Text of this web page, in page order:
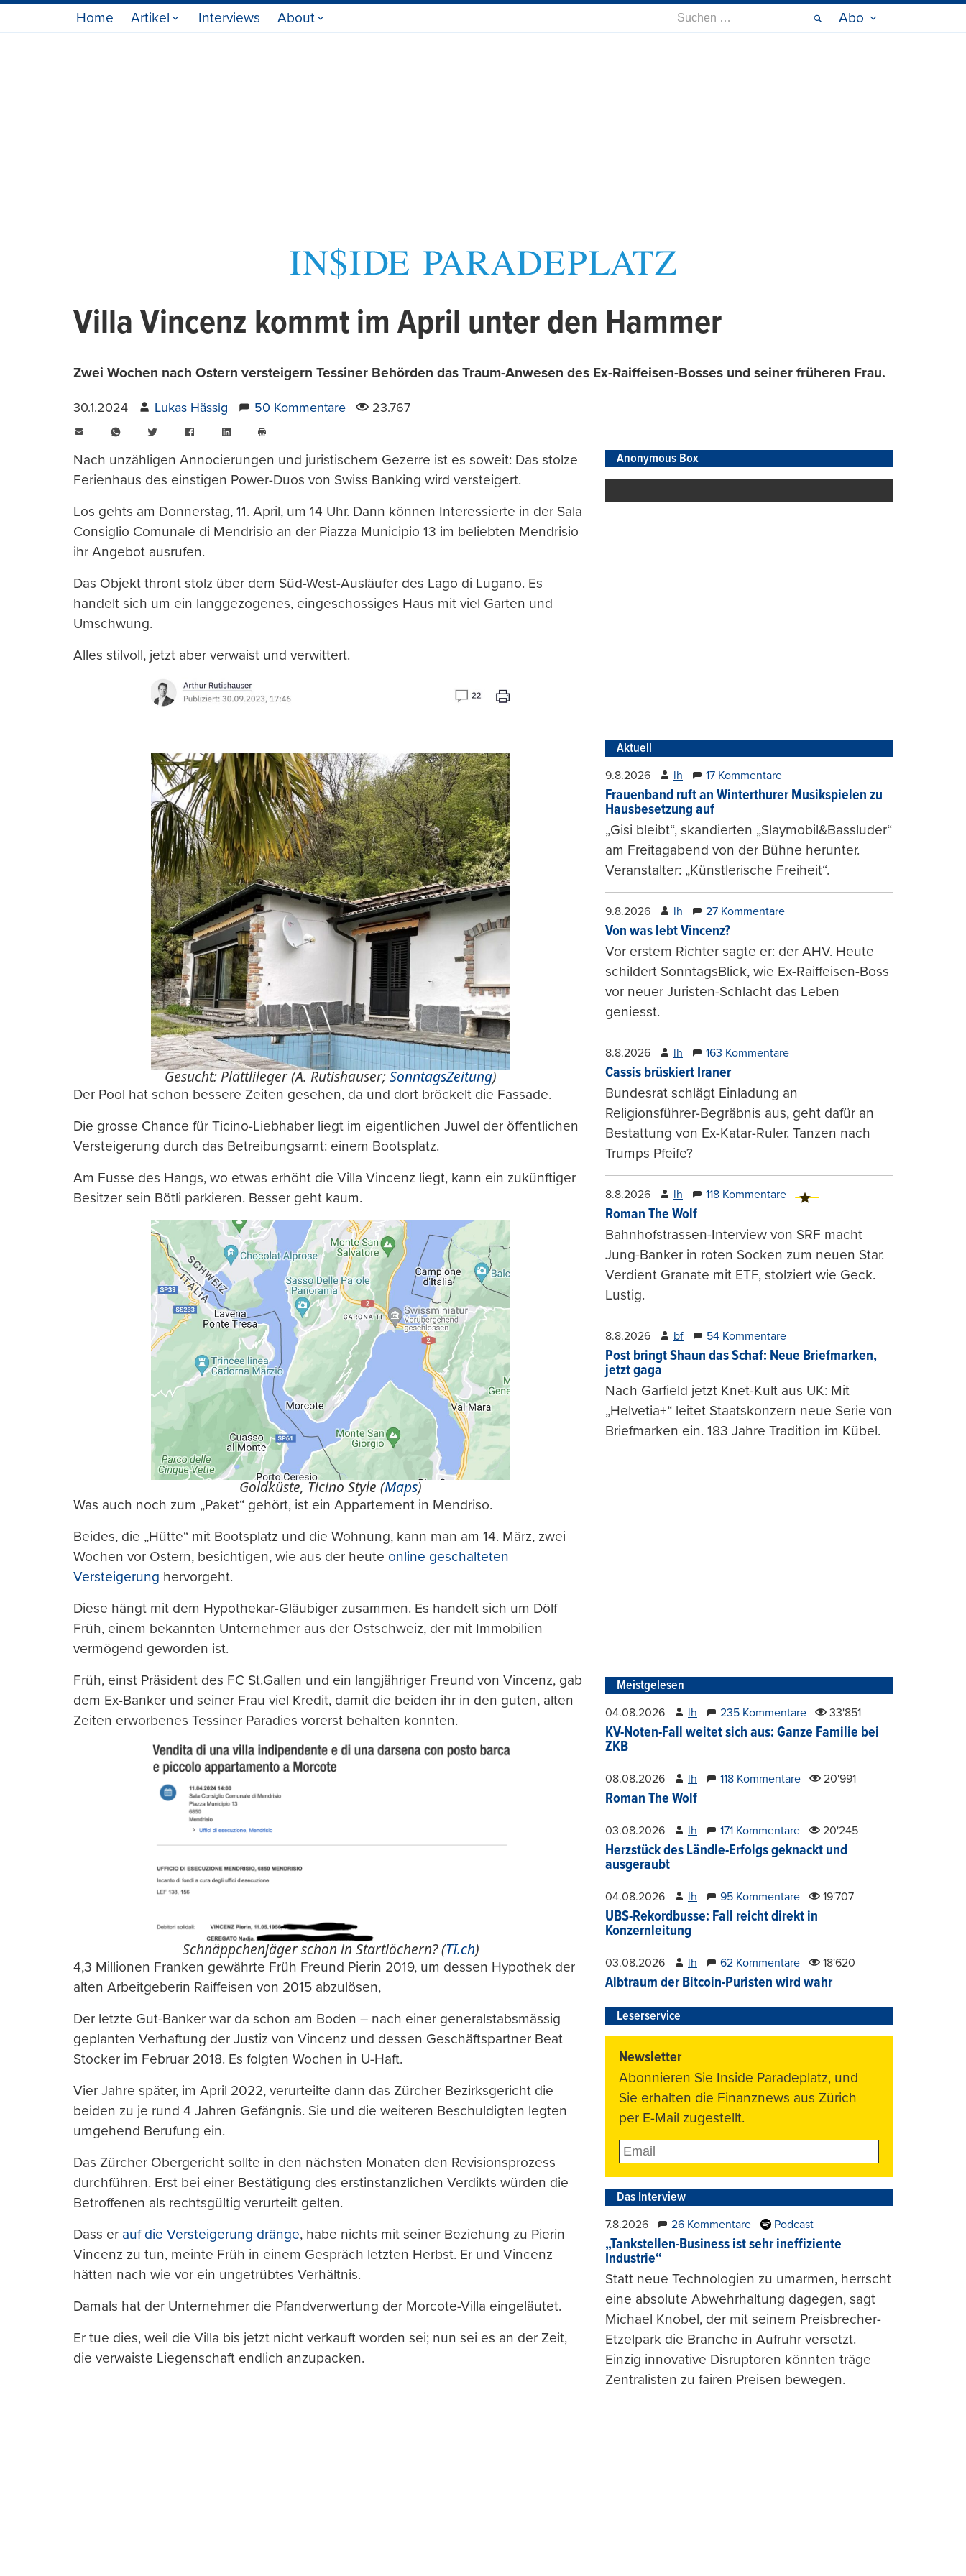
Home Artikel Interviews About
Suche
nach:
Abo
Villa Vincenz kommt im April unter den Hammer
Zwei Wochen nach Ostern versteigern Tessiner Behörden das Traum-Anwesen des Ex-Raiffeisen-Bosses und seiner früheren Frau.
30.1.2024 Lukas Hässig 50 Kommentare 23.767
WhatsAppTwitter FacebookLinkedIn
Nach unzähligen Annocierungen und juristischem Gezerre ist es soweit: Das stolze
Ferienhaus des einstigen Power-Duos von Swiss Banking wird versteigert.
Los gehts am Donnerstag, 11. April, um 14 Uhr. Dann können Interessierte in der Sala
Consiglio Comunale di Mendrisio an der Piazza Municipio 13 im beliebten Mendrisio
ihr Angebot ausrufen.
Das Objekt thront stolz über dem Süd-West-Ausläufer des Lago di Lugano. Es
handelt sich um ein langgezogenes, eingeschossiges Haus mit viel Garten und
Umschwung.
Alles stilvoll, jetzt aber verwaist und verwittert.
Gesucht: Plättlileger (A. Rutishauser;SonntagsZeitung)
Der Pool hat schon bessere Zeiten gesehen, da und dort bröckelt die Fassade.
Die grosse Chance für Ticino-Liebhaber liegt im eigentlichen Juwel der öffentlichen
Versteigerung durch das Betreibungsamt: einem Bootsplatz.
Am Fusse des Hangs, wo etwas erhöht die Villa Vincenz liegt, kann ein zukünftiger
Besitzer sein Bötli parkieren. Besser geht kaum.
Goldküste, Ticino Style (Maps)
Was auch noch zum „Paket“ gehört, ist ein Appartement in Mendriso.
Beides, die „Hütte“ mit Bootsplatz und die Wohnung, kann man am 14. März, zwei
Wochen vor Ostern, besichtigen, wie aus der heute online geschalteten
Versteigerung hervorgeht.
Diese hängt mit dem Hypothekar-Gläubiger zusammen. Es handelt sich um Dölf
Früh, einem bekannten Unternehmer aus der Ostschweiz, der mit Immobilien
vermögend geworden ist.
Früh, einst Präsident des FC St.Gallen und ein langjähriger Freund von Vincenz, gab
dem Ex-Banker und seiner Frau viel Kredit, damit die beiden ihr in den guten, alten
Zeiten erworbenes Tessiner Paradies vorerst behalten konnten.
Schnäppchenjäger schon in Startlöchern? (TI.ch)
4,3 Millionen Franken gewährte Früh Freund Pierin 2019, um dessen Hypothek der
alten Arbeitgeberin Raiffeisen von 2015 abzulösen,
Der letzte Gut-Banker war da schon am Boden – nach einer generalstabsmässig
geplanten Verhaftung der Justiz von Vincenz und dessen Geschäftspartner Beat
Stocker im Februar 2018. Es folgten Wochen in U-Haft.
Vier Jahre später, im April 2022, verurteilte dann das Zürcher Bezirksgericht die
beiden zu je rund 4 Jahren Gefängnis. Sie und die weiteren Beschuldigten legten
umgehend Berufung ein.
Das Zürcher Obergericht sollte in den nächsten Monaten den Revisionsprozess
durchführen. Erst bei einer Bestätigung des erstinstanzlichen Verdikts würden die
Betroffenen als rechtsgültig verurteilt gelten.
Dass er auf die Versteigerung dränge, habe nichts mit seiner Beziehung zu Pierin
Vincenz zu tun, meinte Früh in einem Gespräch letzten Herbst. Er und Vincenz
hätten nach wie vor ein ungetrübtes Verhältnis.
Damals hat der Unternehmer die Pfandverwertung der Morcote-Villa eingeläutet.
Er tue dies, weil die Villa bis jetzt nicht verkauft worden sei; nun sei es an der Zeit,
die verwaiste Liegenschaft endlich anzupacken.
Anonymous Box
Aktuell
9.8.2026 lh 17 Kommentare
Frauenband ruft an Winterthurer Musikspielen zu
Hausbesetzung auf
„Gisi bleibt“, skandierten „Slaymobil&Bassluder“
am Freitagabend von der Bühne herunter.
Veranstalter: „Künstlerische Freiheit“.
9.8.2026 lh 27 Kommentare
Von was lebt Vincenz?
Vor erstem Richter sagte er: der AHV. Heute
schildert SonntagsBlick, wie Ex-Raiffeisen-Boss
vor neuer Juristen-Schlacht das Leben
geniesst.
8.8.2026 lh 163 Kommentare
Cassis brüskiert Iraner
Bundesrat schlägt Einladung an
Religionsführer-Begräbnis aus, geht dafür an
Bestattung von Ex-Katar-Ruler. Tanzen nach
Trumps Pfeife?
8.8.2026 lh 118 Kommentare
Roman The Wolf
Bahnhofstrassen-Interview von SRF macht
Jung-Banker in roten Socken zum neuen Star.
Verdient Granate mit ETF, stolziert wie Geck.
Lustig.
8.8.2026 bf 54 Kommentare
Post bringt Shaun das Schaf: Neue Briefmarken,
jetzt gaga
Nach Garfield jetzt Knet-Kult aus UK: Mit
„Helvetia+“ leitet Staatskonzern neue Serie von
Briefmarken ein. 183 Jahre Tradition im Kübel.
Meistgelesen
04.08.2026 lh 235 Kommentare 33'851
KV-Noten-Fall weitet sich aus: Ganze Familie bei
ZKB
08.08.2026 lh 118 Kommentare 20'991
Roman The Wolf
03.08.2026 lh 171 Kommentare 20'245
Herzstück des Ländle-Erfolgs geknackt und
ausgeraubt
04.08.2026 lh 95 Kommentare 19'707
UBS-Rekordbusse: Fall reicht direkt in
Konzernleitung
03.08.2026 lh 62 Kommentare 18'620
Albtraum der Bitcoin-Puristen wird wahr
Leserservice
Newsletter
Abonnieren Sie Inside Paradeplatz, und
Sie erhalten die Finanznews aus Zürich
per E-Mail zugestellt.
Das Interview
7.8.2026 26 Kommentare Podcast
„Tankstellen-Business ist sehr ineffiziente
Industrie“
Statt neue Technologien zu umarmen, herrscht
eine absolute Abwehrhaltung dagegen, sagt
Michael Knobel, der mit seinem Preisbrecher-
Etzelpark die Branche in Aufruhr versetzt.
Einzig innovative Disruptoren könnten träge
Zentralisten zu fairen Preisen bewegen.